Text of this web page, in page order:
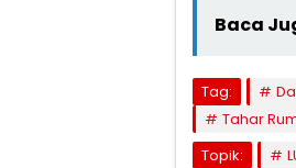
Baca
Tag:
Tahar
Topik: